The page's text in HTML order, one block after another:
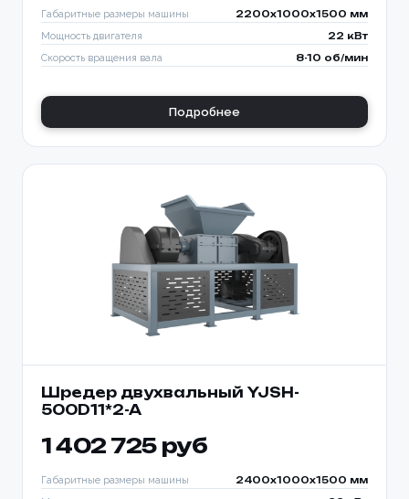
Габаритные размеры машины 2200x1000x1500 мм
Мощность двигателя 22 кВт
Скорость вращения вала 8-10 об/мин
Подробнее
Шредер двухвальный YJSH-
500D11*2-A
1 402 725 руб
Габаритные размеры машины 2400x1000x1500 мм